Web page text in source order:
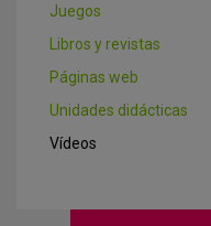
Juegos
Libros y revistas
Páginas web
Unidades didácticas
Vídeos